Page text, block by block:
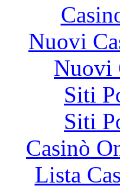
Nuovi
Nuovi
Siti
Siti
Casinò
Lista